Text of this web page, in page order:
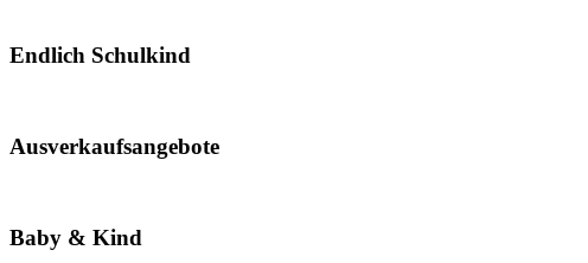
Endlich Schulkind
Ausverkaufsangebote
Baby & Kind